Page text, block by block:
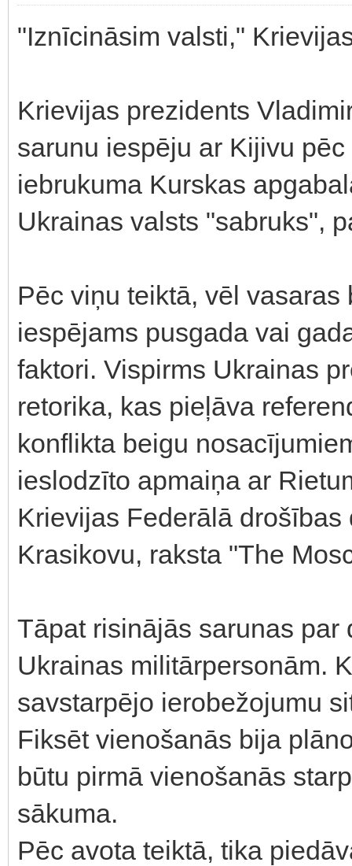
"Iznīcināsim valsti,"
Krievijas prezidents
sarunu iespēju ar Kijivu
iebrukuma Kurskas
Ukrainas valsts "sabruks",
Pēc viņu teiktā, vēl
iespējams pusgada vai
faktori. Vispirms Ukrainas
retorika, kas pieļāva
konflikta beigu
ieslodzīto apmaiņa ar
Krievijas Federālā
Krasikovu, raksta "The
Tāpat risinājās sarunas
Ukrainas militārpersonām.
savstarpējo ierobežojumu
Fiksēt vienošanās bija
būtu pirmā vienošanās
sākuma.
Pēc avota teiktā, tika